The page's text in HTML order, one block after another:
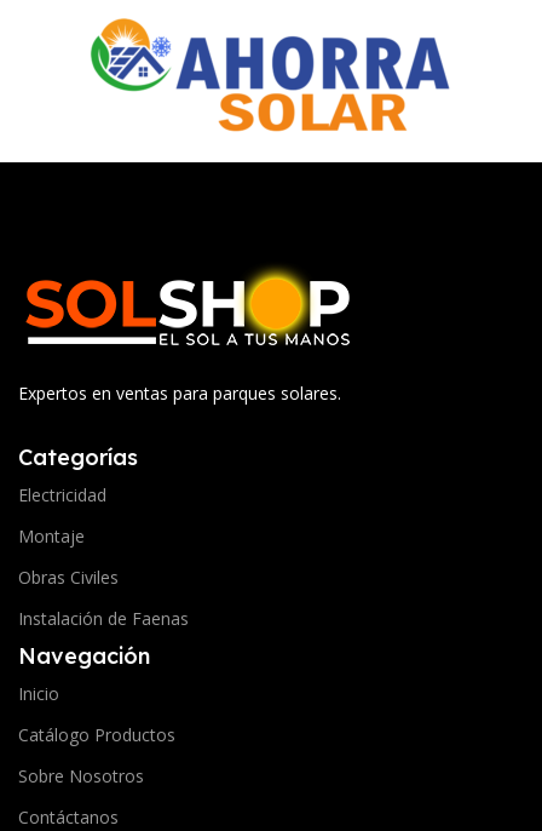
Expertos en ventas para parques solares.
Categorías
Electricidad
Montaje
Obras Civiles
Instalación de Faenas
Navegación
Inicio
Catálogo Productos
Sobre Nosotros
Contáctanos